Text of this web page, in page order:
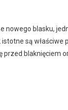
nowego blasku,
są właściwe
przed blaknięciem